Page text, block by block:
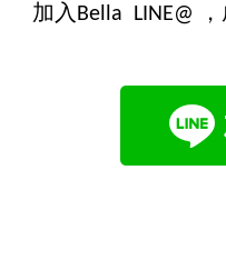
加入Bella LINE@